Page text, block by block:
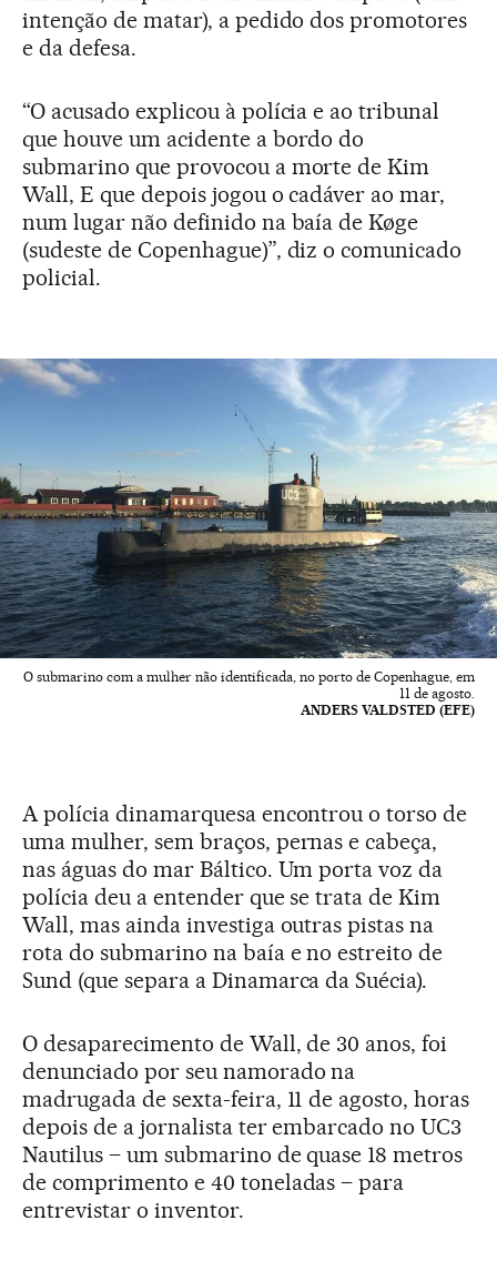
intenção de matar), a pedido dos promotores
e da defesa.
“O acusado explicou à polícia e ao tribunal
que houve um acidente a bordo do
submarino que provocou a morte de Kim
Wall, E que depois jogou o cadáver ao mar,
num lugar não definido na baía de Køge
(sudeste de Copenhague)”, diz o comunicado
policial.
O submarino com a mulher não identificada, no porto de Copenhague, em
11 de agosto.
ANDERS VALDSTED (EFE)
A polícia dinamarquesa encontrou o torso de
uma mulher, sem braços, pernas e cabeça,
nas águas do mar Báltico. Um porta voz da
polícia deu a entender que se trata de Kim
Wall, mas ainda investiga outras pistas na
rota do submarino na baía e no estreito de
Sund (que separa a Dinamarca da Suécia).
O desaparecimento de Wall, de 30 anos, foi
denunciado por seu namorado na
madrugada de sexta-feira, 11 de agosto, horas
depois de a jornalista ter embarcado no UC3
Nautilus – um submarino de quase 18 metros
de comprimento e 40 toneladas – para
entrevistar o inventor.